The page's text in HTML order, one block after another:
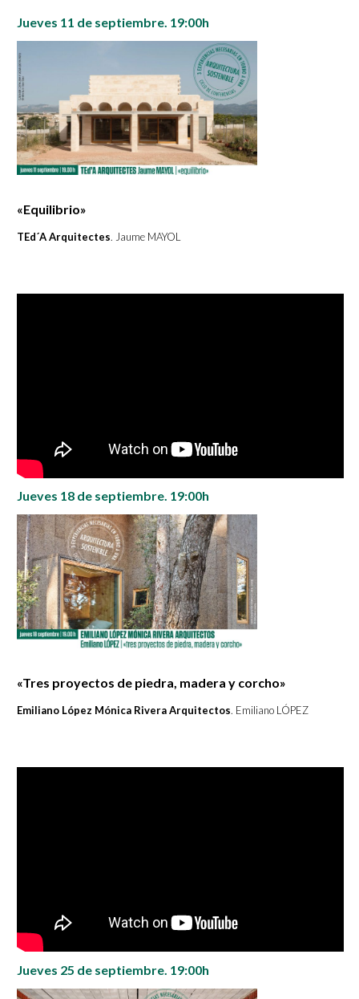
Jueves 11 de septiembre. 19:00h
«Equilibrio»
TEd´A Arquitectes. Jaume MAYOL
Jueves 18 de septiembre. 19:00h
«Tres proyectos de piedra, madera y corcho»
Emiliano López Mónica Rivera Arquitectos. Emiliano LÓPEZ
Jueves 25 de septiembre. 19:00h